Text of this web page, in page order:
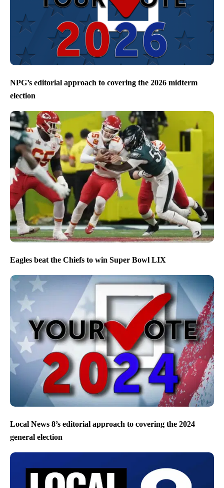
NPG’s editorial approach to covering the 2026 midterm
election
Eagles beat the Chiefs to win Super Bowl LIX
Local News 8’s editorial approach to covering the 2024
general election